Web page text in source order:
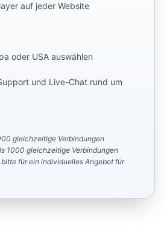
auf jeder Website
oder USA auswählen
und Live-Chat rund um
gleichzeitige Verbindungen
1000 gleichzeitige Verbindungen
für ein individuelles Angebot für